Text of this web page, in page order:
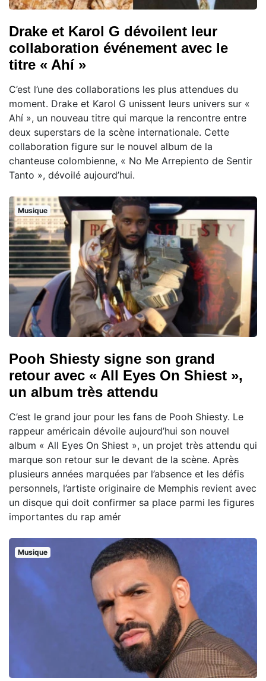
Drake et Karol G dévoilent leur
collaboration événement avec le
titre « Ahí »
C’est l’une des collaborations les plus attendues du
moment. Drake et Karol G unissent leurs univers sur «
Ahí », un nouveau titre qui marque la rencontre entre
deux superstars de la scène internationale. Cette
collaboration figure sur le nouvel album de la
chanteuse colombienne, « No Me Arrepiento de Sentir
Tanto », dévoilé aujourd’hui.
Musique
Pooh Shiesty signe son grand
retour avec « All Eyes On Shiest »,
un album très attendu
C’est le grand jour pour les fans de Pooh Shiesty. Le
rappeur américain dévoile aujourd’hui son nouvel
album « All Eyes On Shiest », un projet très attendu qui
marque son retour sur le devant de la scène. Après
plusieurs années marquées par l’absence et les défis
personnels, l’artiste originaire de Memphis revient avec
un disque qui doit confirmer sa place parmi les figures
importantes du rap amér
Musique